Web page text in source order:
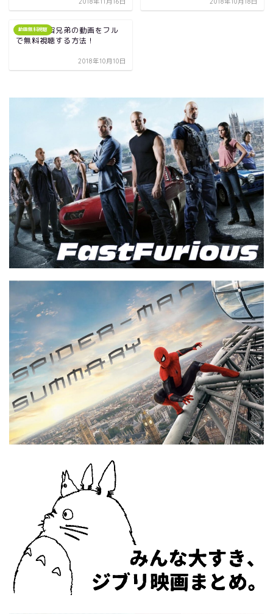
動画無料視聴
映画｜宇宙兄弟の動画をフル
で無料視聴する方法！
2018年10月10日